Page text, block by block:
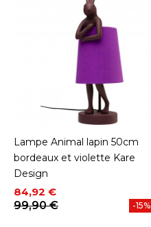
Lampe Animal lapin 50cm
bordeaux et violette Kare
Design
Prix
84,92 €
Prix de base
99,90 €
-15%